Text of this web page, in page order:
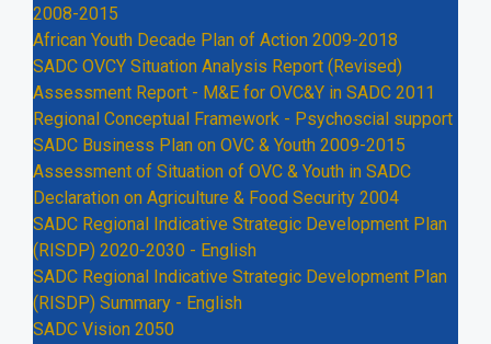
2008-2015
African Youth Decade Plan of Action 2009-2018
SADC OVCY Situation Analysis Report (Revised)
Assessment Report - M&E for OVC&Y in SADC 2011
Regional Conceptual Framework - Psychoscial support
SADC Business Plan on OVC & Youth 2009-2015
Assessment of Situation of OVC & Youth in SADC
Declaration on Agriculture & Food Security 2004
SADC Regional Indicative Strategic Development Plan
(RISDP) 2020-2030 - English
SADC Regional Indicative Strategic Development Plan
(RISDP) Summary - English
SADC Vision 2050